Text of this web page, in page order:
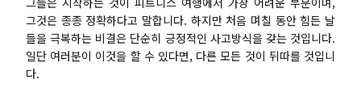
그것은 종종 정확하다고 말합니다. 하지만 처음 며칠 동안 힘든 날
들을 극복하는 비결은 단순히 긍정적인 사고방식을 갖는 것입니다.
일단 여러분이 이것을 할 수 있다면, 다른 모든 것이 뒤따를 것입니
다.